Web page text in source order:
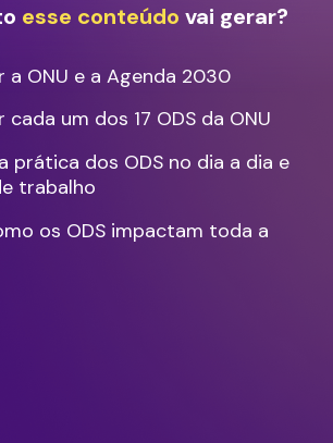
esse conteúdo vai gerar?
a ONU e a Agenda 2030
um dos 17 ODS da ONU
prática dos ODS no dia a dia e
trabalho
os ODS impactam toda a